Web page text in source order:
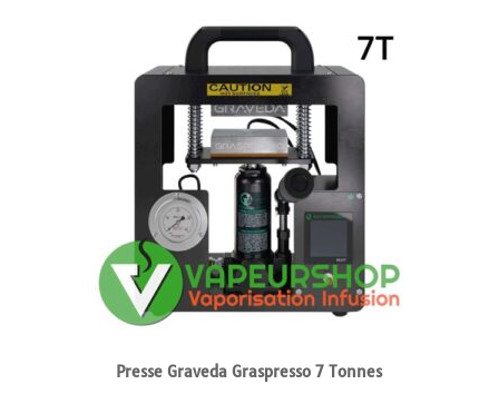
Presse Graveda Graspresso 7 Tonnes